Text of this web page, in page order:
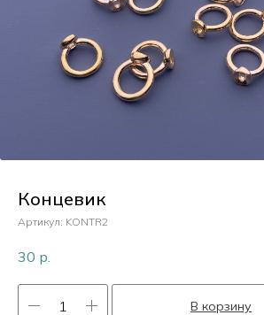
Перламутр
Камни
Кристаллы
Концевик
Артикул: KONTR2
30 р.
В корзину